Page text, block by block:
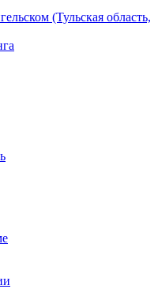
(Тульская область,